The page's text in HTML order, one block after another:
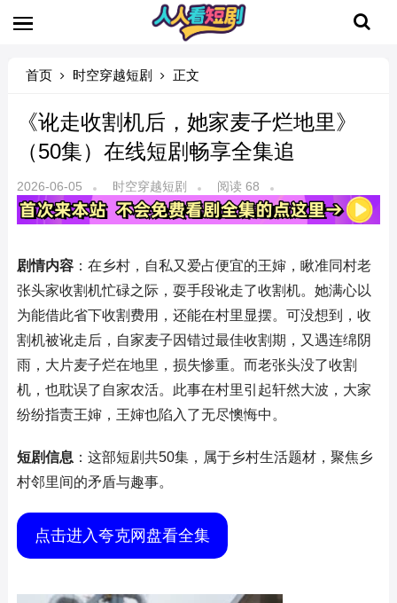
首页 时空穿越短剧 正文
《讹走收割机后，她家麦子烂地里》
（50集）在线短剧畅享全集追
2026-06-05 时空穿越短剧 阅读 68
剧情内容：在乡村，自私又爱占便宜的王婶，瞅准同村老
张头家收割机忙碌之际，耍手段讹走了收割机。她满心以
为能借此省下收割费用，还能在村里显摆。可没想到，收
割机被讹走后，自家麦子因错过最佳收割期，又遇连绵阴
雨，大片麦子烂在地里，损失惨重。而老张头没了收割
机，也耽误了自家农活。此事在村里引起轩然大波，大家
纷纷指责王婶，王婶也陷入了无尽懊悔中。
短剧信息 ：这部短剧共50集，属于乡村生活题材，聚焦乡
村邻里间的矛盾与趣事。
点击进入夸克网盘看全集